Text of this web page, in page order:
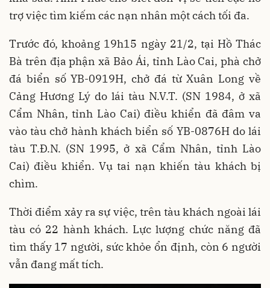
trợ việc tìm kiếm các nạn nhân một cách tối đa.
Trước đó, khoảng 19h15 ngày 21/2, tại Hồ Thác
Bà trên địa phận xã Bảo Ái, tỉnh Lào Cai, phà chở
đá biển số YB-0919H, chở đá từ Xuân Long về
Cảng Hương Lý do lái tàu N.V.T. (SN 1984, ở xã
Cẩm Nhân, tỉnh Lào Cai) điều khiển đã đâm va
vào tàu chở hành khách biển số YB-0876H do lái
tàu T.Đ.N. (SN 1995, ở xã Cẩm Nhân, tỉnh Lào
Cai) điều khiển. Vụ tai nạn khiến tàu khách bị
chìm.
Thời điểm xảy ra sự việc, trên tàu khách ngoài lái
tàu có 22 hành khách. Lực lượng chức năng đã
tìm thấy 17 người, sức khỏe ổn định, còn 6 người
vẫn đang mất tích.